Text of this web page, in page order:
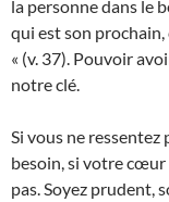
la personne dans le
qui est son prochain,
« (v. 37). Pouvoir
notre clé.
Si vous ne
besoin, si votre cœur
pas. Soyez prudent,